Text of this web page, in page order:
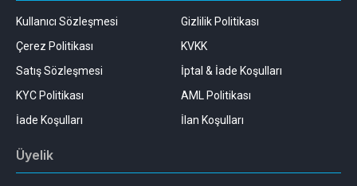
Kullanıcı Sözleşmesi
Gizlilik Politikası
Çerez Politikası
KVKK
Satış Sözleşmesi
İptal & İade Koşulları
KYC Politikası
AML Politikası
İade Koşulları
İlan Koşulları
Üyelik